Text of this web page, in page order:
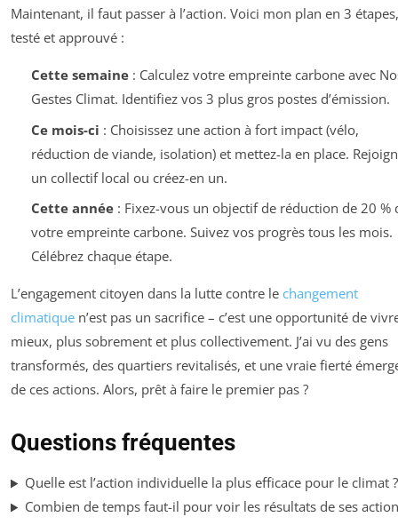
Maintenant, il faut passer à l’action. Voici mon plan en 3 étapes,
testé et approuvé :
Cette semaine: Calculez votre empreinte carbone avec
Gestes Climat. Identifiez vos 3 plus gros postes d’émission.
Ce mois-ci : Choisissez une action à fort impact (vélo,
réduction de viande, isolation) et mettez-la en place.
un collectif local ou créez-en un.
Cette année: Fixez-vous un objectif de réduction de 20 %
votre empreinte carbone. Suivez vos progrès tous les mois.
Célébrez chaque étape.
L’engagement citoyen dans la lutte contre le changement
climatique n’est pas un sacrifice – c’est une opportunité de
mieux, plus sobrement et plus collectivement. J’ai vu des gens
transformés, des quartiers revitalisés, et une vraie fierté
de ces actions. Alors, prêt à faire le premier pas ?
Questions fréquentes
Quelle est l’action individuelle la plus efficace pour le climat ?
Combien de temps faut-il pour voir les résultats de ses